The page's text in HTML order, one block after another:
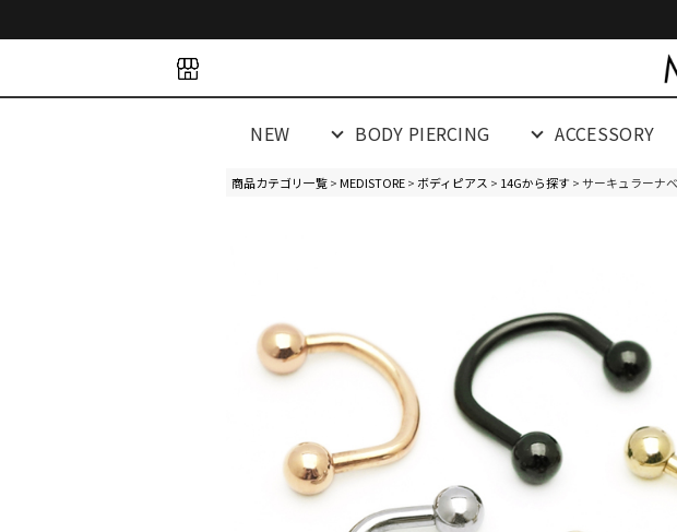
NEW BODY PIERCING ACCESSORY
商品カテゴリ一覧>MEDISTORE> ボディピアス > 14Gから探す > サーキュラーナ